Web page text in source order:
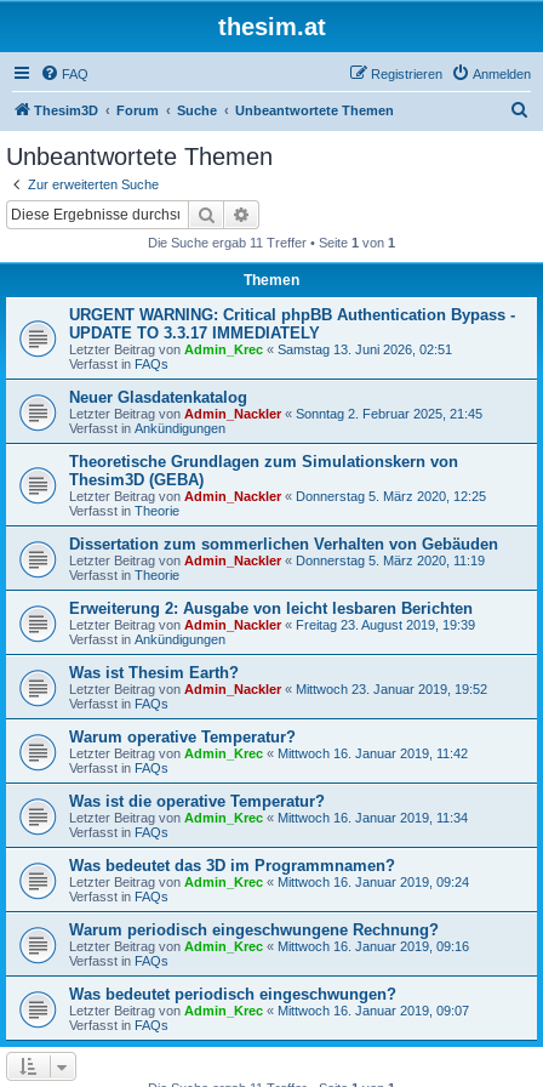
thesim.at
FAQ Anmelden
Registrieren
Thesim3D Forum Suche Unbeantwortete Themen
Unbeantwortete Themen
Zur erweiterten Suche
Suche
Die Suche ergab 11 Treffer • Seite 1 von 1
Themen
URGENT WARNING: Critical phpBB Authentication Bypass -
UPDATE TO 3.3.17 IMMEDIATELY
Letzter Beitrag von Admin_Krec « Samstag 13. Juni 2026, 02:51
Verfasst in FAQs
Neuer Glasdatenkatalog
Letzter Beitrag von Admin_Nackler« Sonntag 2. Februar 2025, 21:45
Verfasst in Ankündigungen
Theoretische Grundlagen zum Simulationskern von
Thesim3D (GEBA)
Letzter Beitrag von Admin_Nackler« Donnerstag 5. März 2020, 12:25
Verfasst in Theorie
Dissertation zum sommerlichen Verhalten von Gebäuden
Letzter Beitrag von Admin_Nackler« Donnerstag 5. März 2020, 11:19
Verfasst in Theorie
Erweiterung 2: Ausgabe von leicht lesbaren Berichten
Letzter Beitrag von Admin_Nackler« Freitag 23. August 2019, 19:39
Verfasst in Ankündigungen
Was ist Thesim Earth?
Letzter Beitrag von Admin_Nackler« Mittwoch 23. Januar 2019, 19:52
Verfasst in FAQs
Warum operative Temperatur?
Letzter Beitrag von Admin_Krec « Mittwoch 16. Januar 2019, 11:42
Verfasst in FAQs
Was ist die operative Temperatur?
Letzter Beitrag von Admin_Krec « Mittwoch 16. Januar 2019, 11:34
Verfasst in FAQs
Was bedeutet das 3D im Programmnamen?
Letzter Beitrag von Admin_Krec « Mittwoch 16. Januar 2019, 09:24
Verfasst in FAQs
Warum periodisch eingeschwungene Rechnung?
Letzter Beitrag von Admin_Krec « Mittwoch 16. Januar 2019, 09:16
Verfasst in FAQs
Was bedeutet periodisch eingeschwungen?
Letzter Beitrag von Admin_Krec « Mittwoch 16. Januar 2019, 09:07
Verfasst in FAQs